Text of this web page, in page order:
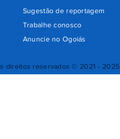
direitos reservados © 2021 - 2025
Sugestão de reportagem
Trabalhe conosco
Anuncie no Ogoiás